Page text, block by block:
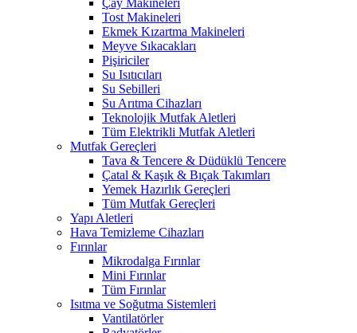
Çay Makineleri
Tost Makineleri
Ekmek Kızartma Makineleri
Meyve Sıkacakları
Pişiriciler
Su Isıtıcıları
Su Sebilleri
Su Arıtma Cihazları
Teknolojik Mutfak Aletleri
Tüm Elektrikli Mutfak Aletleri
Mutfak Gereçleri
Tava & Tencere & Düdüklü Tencere
Çatal & Kaşık & Bıçak Takımları
Yemek Hazırlık Gereçleri
Tüm Mutfak Gereçleri
Yapı Aletleri
Hava Temizleme Cihazları
Fırınlar
Mikrodalga Fırınlar
Mini Fırınlar
Tüm Fırınlar
Isıtma ve Soğutma Sistemleri
Vantilatörler